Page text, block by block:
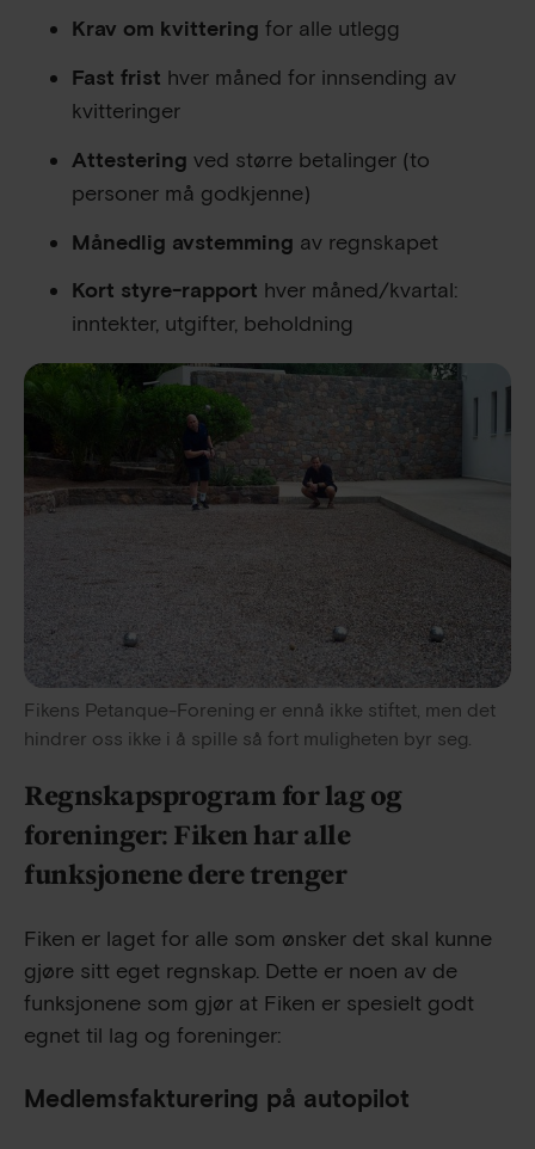
Krav om kvittering for alle utlegg
Fast frist hver måned for innsending av
kvitteringer
Attestering ved større betalinger (to
personer må godkjenne)
Månedlig avstemming av regnskapet
Kort styre-rapport hver måned/kvartal:
inntekter, utgifter, beholdning
Fikens Petanque-Forening er ennå ikke stiftet, men det
hindrer oss ikke i å spille så fort muligheten byr seg.
Regnskapsprogram for lag og
foreninger: Fiken har alle
funksjonene dere trenger
Fiken er laget for alle som ønsker det skal kunne
gjøre sitt eget regnskap. Dette er noen av de
funksjonene som gjør at Fiken er spesielt godt
egnet til lag og foreninger:
Medlemsfakturering på autopilot